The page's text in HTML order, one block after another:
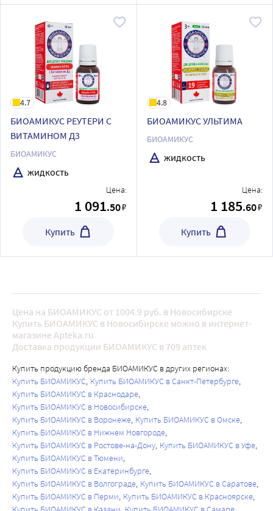
4.7
БИОАМИКУС РЕУТЕРИ С
ВИТАМИНОМ Д3
БИОАМИКУС
жидкость
Цена:
1 091.50₽
Купить
4.8
БИОАМИКУС УЛЬТИМА
БИОАМИКУС
жидкость
Цена:
1 185.60₽
Купить
Цена на БИОАМИКУС от 1004.9 руб. в Новосибирске
Купить БИОАМИКУС в Новосибирске можно в интернет-
магазине Apteka.ru
Доставка продукции БИОАМИКУС в 709 аптек
Купить продукцию бренда БИОАМИКУС в других регионах:
Купить БИОАМИКУС Купить БИОАМИКУС в Санкт-Петербурге
Купить БИОАМИКУС в Краснодаре
Купить БИОАМИКУС в Новосибирске
Купить БИОАМИКУС в Воронеже Купить БИОАМИКУС в Омске
Купить БИОАМИКУС в Нижнем Новгороде
Купить БИОАМИКУС в Ростове-на-Дону Купить БИОАМИКУС в Уфе
Купить БИОАМИКУС в Тюмени
Купить БИОАМИКУС в Екатеринбурге
Купить БИОАМИКУС в Волгограде Купить БИОАМИКУС в Саратове
Купить БИОАМИКУС в Перми Купить БИОАМИКУС в Красноярске